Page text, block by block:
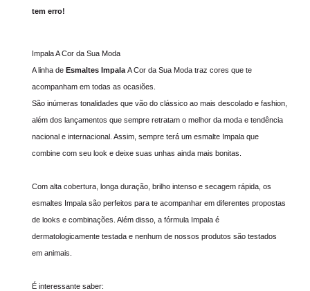
tem erro!
Impala A Cor da Sua Moda
A linha deEsmaltes Impala A Cor da Sua Moda traz cores que te
acompanham em todas as ocasiões.
São inúmeras tonalidades que vão do clássico ao mais descolado e fashion,
além dos lançamentos que sempre retratam o melhor da moda e tendência
nacional e internacional. Assim, sempre terá um esmalte Impala que
combine com seu look e deixe suas unhas ainda mais bonitas.
Com alta cobertura, longa duração, brilho intenso e secagem rápida, os
esmaltes Impala são perfeitos para te acompanhar em diferentes propostas
de looks e combinações. Além disso, a fórmula Impala é
dermatologicamente testada e nenhum de nossos produtos são testados
em animais.
É interessante saber: